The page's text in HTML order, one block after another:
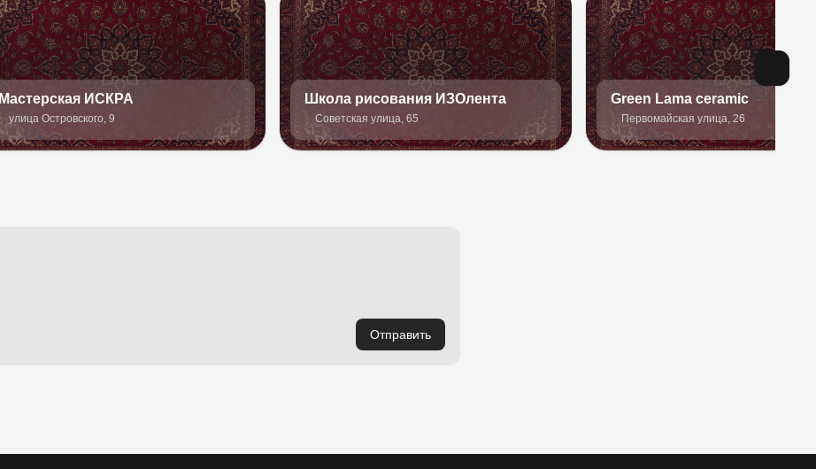
Мастерская ИСКРА
улица Островского, 9
Школа рисования ИЗОлента
Советская улица, 65
Green Lama ceramic
Первомайская улица, 26
Отправить